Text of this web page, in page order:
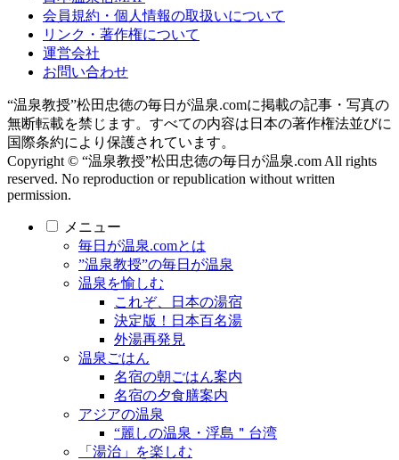
会員規約・個人情報の取扱いについて
リンク・著作権について
運営会社
お問い合わせ
“温泉教授”松田忠徳の毎日が温泉.comに掲載の記事・写真の
無断転載を禁じます。すべての内容は日本の著作権法並びに
国際条約により保護されています。
Copyright © “温泉教授”松田忠徳の毎日が温泉.com All rights
reserved. No reproduction or republication without written
permission.
メニュー
毎日が温泉.comとは
”温泉教授”の毎日が温泉
温泉を愉しむ
これぞ、日本の湯宿
決定版！日本百名湯
外湯再発見
温泉ごはん
名宿の朝ごはん案内
名宿の夕食膳案内
アジアの温泉
“麗しの温泉・浮島＂台湾
「湯治」を楽しむ